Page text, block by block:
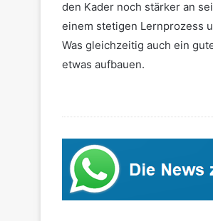
den Kader noch stärker an
einem stetigen Lernprozess
Was gleichzeitig auch ein
etwas aufbauen.